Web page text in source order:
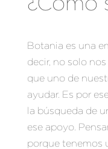
Botania es una
decir, no solo
que uno de
ayudar. Es por
la búsqueda de
ese apoyo.
porque tenemos